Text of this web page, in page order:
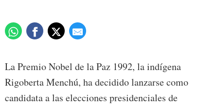
La Premio Nobel de la Paz 1992, la indígena
Rigoberta Menchú, ha decidido lanzarse como
candidata a las elecciones presidenciales de